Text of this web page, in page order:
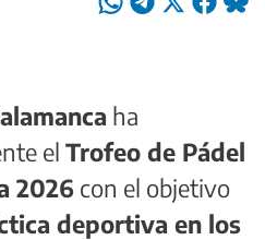
ha
el Trofeo de Pádel
2026 con el objetivo
deportiva en los